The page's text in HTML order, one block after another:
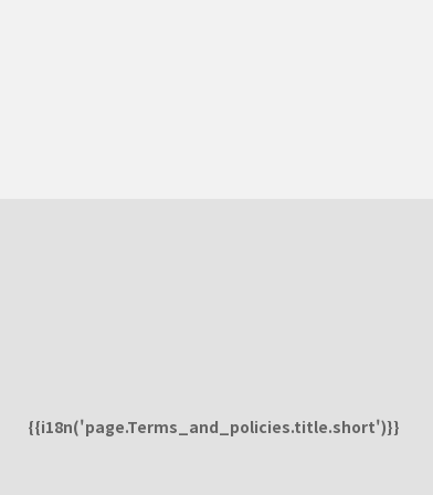
{{i18n('page.Terms_and_policies.title.short')}}